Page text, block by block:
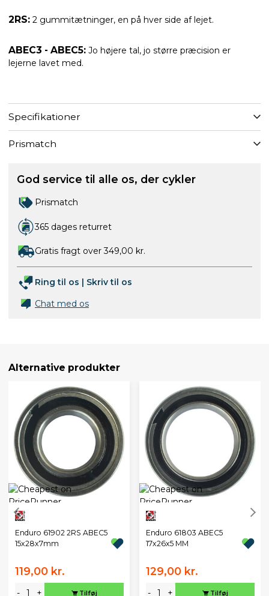
2RS: 2 gummitætninger, en på hver side af lejet.
ABEC3 - ABEC5: Jo højere tal, jo større præcision er
lejerne lavet med.
Specifikationer
Prismatch
God service til alle os, der cykler
Prismatch
365 dages returret
Gratis fragt over 349,00 kr.
Ring til os | Skriv til os
Chat med os
Alternative produkter
Enduro 61902 2RS ABEC5
15x28x7mm
119,00 kr.
- + Tilføj
Enduro 61803 ABEC5
17x26x5 MM
129,00 kr.
- + Tilføj